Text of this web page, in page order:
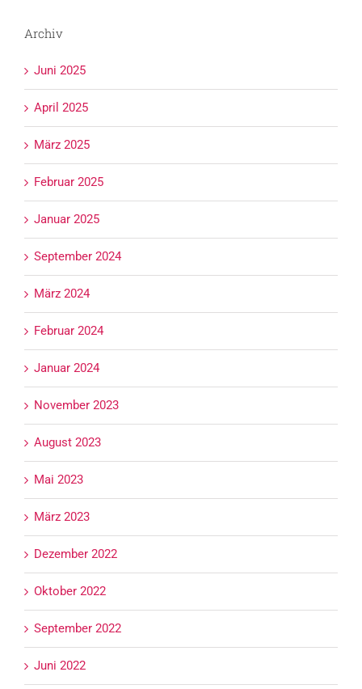
Archiv
Juni 2025
April 2025
März 2025
Februar 2025
Januar 2025
September 2024
März 2024
Februar 2024
Januar 2024
November 2023
August 2023
Mai 2023
März 2023
Dezember 2022
Oktober 2022
September 2022
Juni 2022